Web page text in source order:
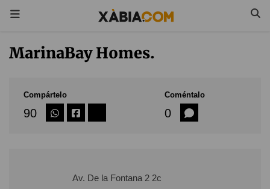
MarinaBay Homes.
Compártelo
90
Coméntalo
0
Av. De la Fontana 2 2c